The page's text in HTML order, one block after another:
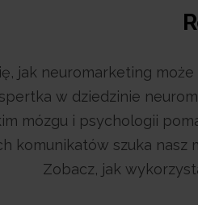
jak neuromarketing
w dziedzinie
mózgu i psychologii
komunikatów szuka
Zobacz, jak